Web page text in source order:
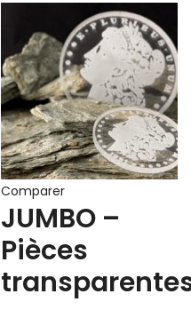
Comparer
JUMBO –
Pièces